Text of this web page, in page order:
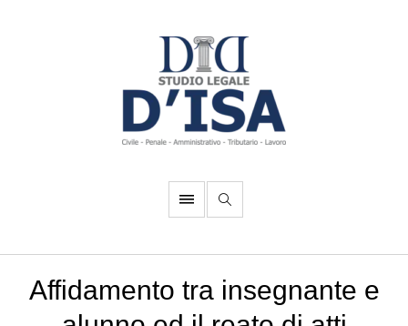
Affidamento tra insegnante e